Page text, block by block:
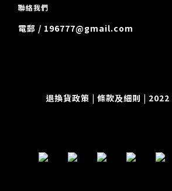
聯絡我們
電郵 / 196777@gmail.com
退換貨政策 | 條款及細則 |